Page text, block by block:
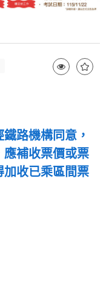
路機構同意，
應補收票價或票
收已乘區間票